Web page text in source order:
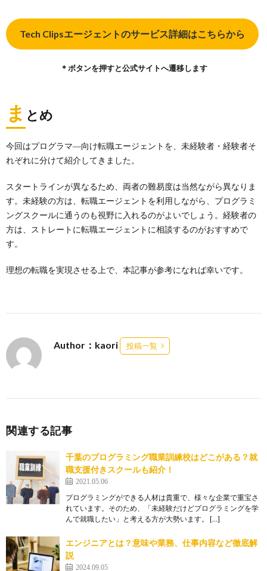
Tech Clipsエージェントのサービス詳細はこちらから
＊ボタンを押すと公式サイトへ遷移します
ま とめ
今回はプログラマ―向け転職エージェントを、未経験者・経験者そ
れぞれに分けて紹介してきました。
スタートラインが異なるため、両者の難易度は当然ながら異なりま
す。未経験の方は、転職エージェントを利用しながら、プログラミ
ングスクールに通うのも視野に入れるのがよいでしょう。経験者の
方は、ストレートに転職エージェントに相談するのがおすすめで
す。
理想の転職を実現させる上で、本記事が参考になれば幸いです。
Author：kaori 投稿一覧
関連する記事
千葉のプログラミング職業訓練校はどこがある？就
職支援付きスクールも紹介！
2021.05.06
プログラミングができる人材は貴重で、様々な企業で重宝さ
れています。そのため、「未経験だけどプログラミングを学
んで就職したい」と考える方が大勢います。 […]
エンジニアとは？意味や業務、仕事内容など徹底解
説
2024.09.05